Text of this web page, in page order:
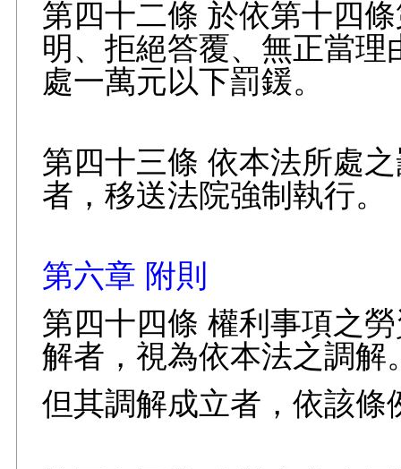
第四十二條 於依第十四
明、拒絕答覆、無正當
處一萬元以下罰鍰。
第四十三條 依本法所處
者，移送法院強制執行。
第六章 附則
第四十四條 權利事項之
解者，視為依本法之調解
但其調解成立者，依該條